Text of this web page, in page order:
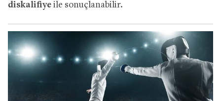
diskalifiye ile sonuçlanabilir.